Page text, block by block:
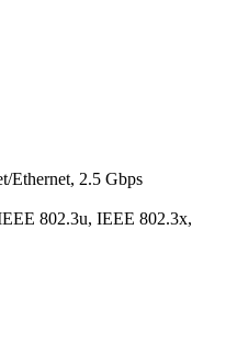
Ethernet, 2.5 Gbps
802.3u, IEEE 802.3x,